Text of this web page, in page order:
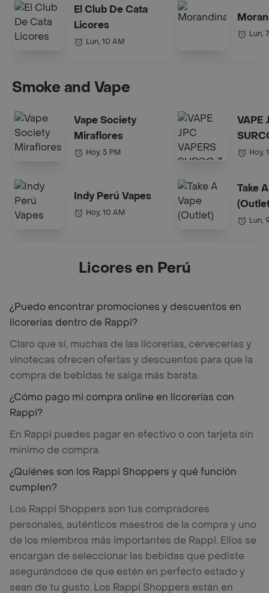
El Club De Cata
Licores
Lun, 10 AM
Lun,
Smoke and Vape
Vape Society
Miraflores
Hoy, 5 PM
Indy Perú Vapes
Hoy, 10 AM
VAPE
Hoy,
Take
Lun,
Licores en Perú
¿Puedo encontrar promociones y descuentos en
licorerías dentro de Rappi?
Claro que sí, muchas de las licorerías, cervecerías y
vinotecas ofrecen ofertas y descuentos para que la
compra de bebidas te salga más barata.
¿Cómo pago mi compra online en licorerías con
Rappi?
En Rappi puedes pagar en efectivo o con tarjeta sin
mínimo de compra.
¿Quiénes son los Rappi Shoppers y qué función
cumplen?
Los Rappi Shoppers son tus compradores
personales, auténticos maestros de la compra y uno
de los miembros más importantes de Rappi. Ellos se
encargan de seleccionar las bebidas que pediste
asegurándose de que estén en perfecto estado y
sean de tu gusto. Los Rappi Shoppers están en